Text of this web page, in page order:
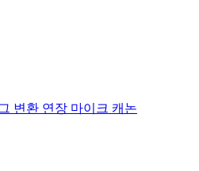
변환 연장 마이크 캐논